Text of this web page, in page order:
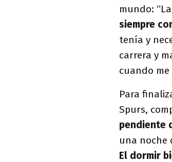
mundo:
siempre
tenía y
carrera y
cuando me
Para
Spurs,
pendiente
una noche
El dormir